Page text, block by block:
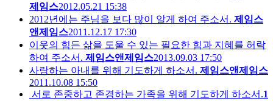
제임스2012.05.21 15:38
2012년에는 주님을 보다 많이 알게 하여 주소서. 제임스
앤제임스2011.12.17 17:30
이웃의 힘든 삶을 도울 수 있는 필요한 힘과 지혜를 허락
하여 주소서. 제임스앤제임스2013.09.03 17:50
사랑하는 아내를 위해 기도하게 하소서. 제임스앤제임스
2011.10.08 15:50
서로 존중하고 존경하는 가족을 위해 기도하게 하소서.1